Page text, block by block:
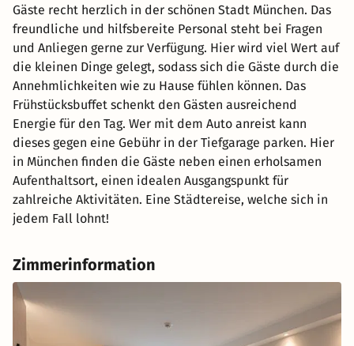
Gäste recht herzlich in der schönen Stadt München. Das
freundliche und hilfsbereite Personal steht bei Fragen
und Anliegen gerne zur Verfügung. Hier wird viel Wert auf
die kleinen Dinge gelegt, sodass sich die Gäste durch die
Annehmlichkeiten wie zu Hause fühlen können. Das
Frühstücksbuffet schenkt den Gästen ausreichend
Energie für den Tag. Wer mit dem Auto anreist kann
dieses gegen eine Gebühr in der Tiefgarage parken. Hier
in München finden die Gäste neben einen erholsamen
Aufenthaltsort, einen idealen Ausgangspunkt für
zahlreiche Aktivitäten. Eine Städtereise, welche sich in
jedem Fall lohnt!
Zimmerinformation